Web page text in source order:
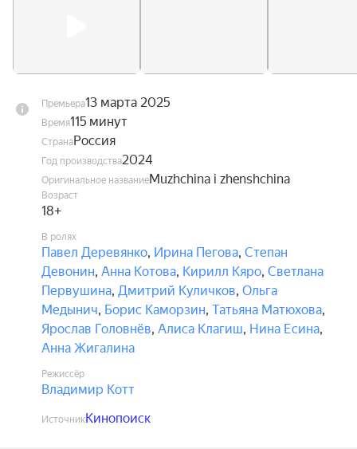
Премьера13 марта 2025
Время115 минут
СтранаРоссия
Год производства2024
Оригинальное названиеMuzhchina i zhenshchina
Возраст
18+
В ролях
Павел Деревянко, Ирина Пегова, Степан
Девонин, Анна Котова, Кирилл Кяро, Светлана
Первушина, Дмитрий Куличков, Ольга
Медынич, Борис Каморзин, Татьяна Матюхова,
Ярослав Головнёв, Алиса Клагиш, Нина Есина,
Анна Жигалина
Режиссёр
Владимир Котт
ИсточникКинопоиск